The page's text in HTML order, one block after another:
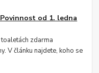
od 1. ledna
zdarma
V článku najdete, koho se